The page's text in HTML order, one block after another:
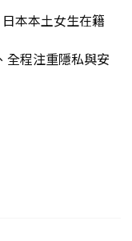
本本土女生在籍
全程注重隱私與安